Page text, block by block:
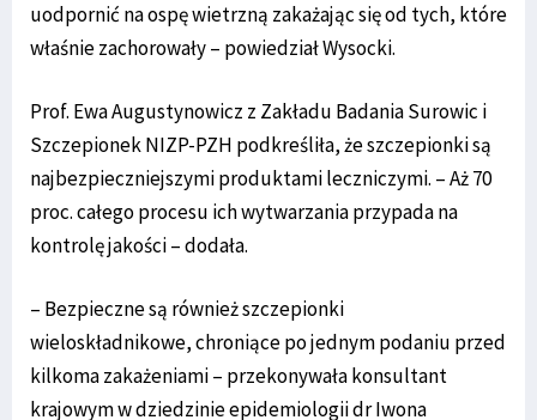
uodpornić na ospę wietrzną zakażając się od tych, które
właśnie zachorowały – powiedział Wysocki.
Prof. Ewa Augustynowicz z Zakładu Badania Surowic i
Szczepionek NIZP-PZH podkreśliła, że szczepionki są
najbezpieczniejszymi produktami leczniczymi. – Aż 70
proc. całego procesu ich wytwarzania przypada na
kontrolę jakości – dodała.
– Bezpieczne są również szczepionki
wieloskładnikowe, chroniące po jednym podaniu przed
kilkoma zakażeniami – przekonywała konsultant
krajowym w dziedzinie epidemiologii dr Iwona